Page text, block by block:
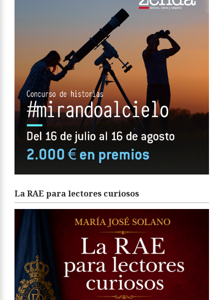
La RAE para lectores curiosos